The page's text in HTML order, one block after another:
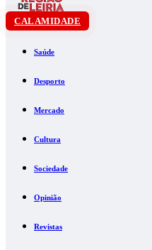
CALAMIDADE
Saúde
Desporto
Mercado
Cultura
Sociedade
Opinião
Revistas